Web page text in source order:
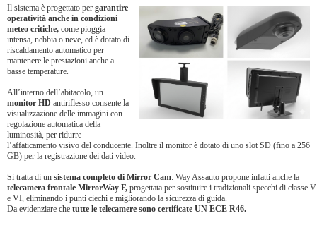
Il sistema è progettato per garantire
operatività anche in condizioni
meteo critiche, come pioggia
intensa, nebbia o neve, ed è dotato di
riscaldamento automatico per
mantenere le prestazioni anche a
basse temperature.
All’interno dell’abitacolo, un
monitor HD antiriflesso consente la
visualizzazione delle immagini con
regolazione automatica della
luminosità, per ridurre
l’affaticamento visivo del conducente. Inoltre il monitor è dotato di uno slot SD (fino a 256
GB) per la registrazione dei dati video.
Si tratta di un sistema completo di Mirror Cam: Way Assauto propone infatti anche la
telecamera frontale MirrorWay F, progettata per sostituire i tradizionali specchi di classe V
e VI, eliminando i punti ciechi e migliorando la sicurezza di guida.
Da evidenziare che tutte le telecamere sono certificate UN ECE R46.